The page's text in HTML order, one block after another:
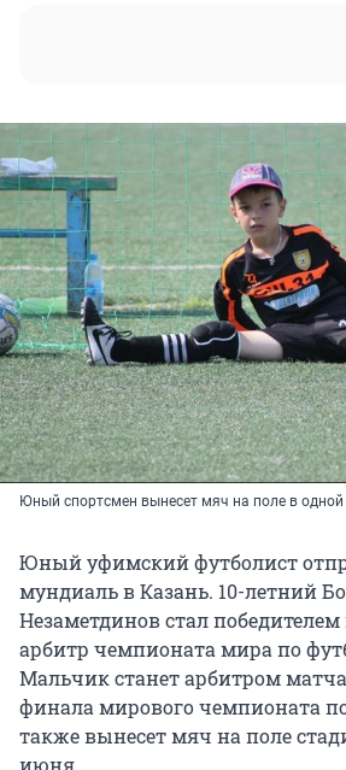
Юный спортсмен вынесет мяч на поле в
Юный уфимский футболист
мундиаль в Казань. 10-летний
Незаметдинов стал
арбитр чемпионата мира по
Мальчик станет арбитром
финала мирового чемпионата
также вынесет мяч на поле
июня.